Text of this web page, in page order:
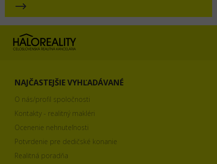
NAJČASTEJŠIE VYHĽADÁVANÉ
O nás/profil spoločnosti
Kontakty - realitný makléri
Ocenenie nehnuteľnosti
Potvrdenie pre dedičské konanie
Realitná poradňa